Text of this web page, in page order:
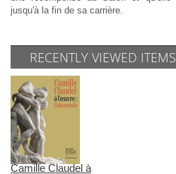
jusqu'à la fin de sa carrière.
RECENTLY VIEWED ITEMS
Camille Claudel à